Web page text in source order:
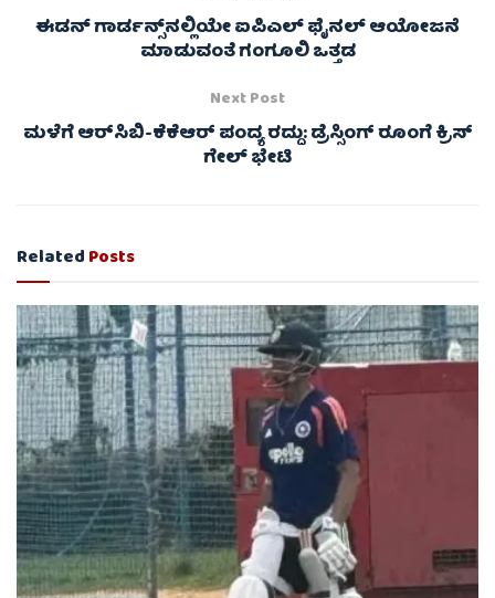
ಈಡನ್ ಗಾರ್ಡನ್ಸ್‌‌ನಲ್ಲಿಯೇ ಐಪಿಎಲ್ ಫೈನಲ್ ಆಯೋಜನೆ
ಮಾಡುವಂತೆ ಗಂಗೂಲಿ ಒತ್ತಡ
Next Post
ಮಳೆಗೆ ಆರ್‌ಸಿಬಿ-ಕೆಕೆಆರ್ ಪಂದ್ಯ ರದ್ದು: ಡ್ರೆಸ್ಸಿಂಗ್ ರೂಂಗೆ ಕ್ರಿಸ್
ಗೇಲ್ ಭೇಟಿ
RelatedPosts